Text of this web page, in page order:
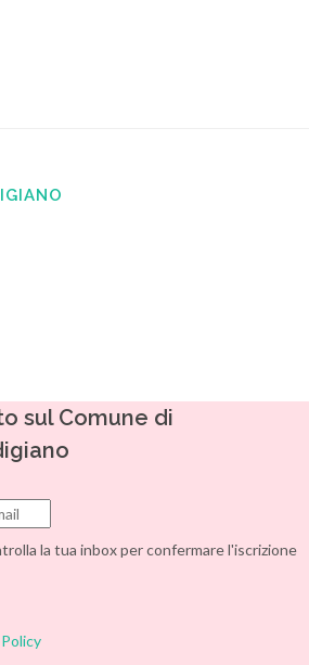
sul Comune di
la tua inbox per confermare l'iscrizione